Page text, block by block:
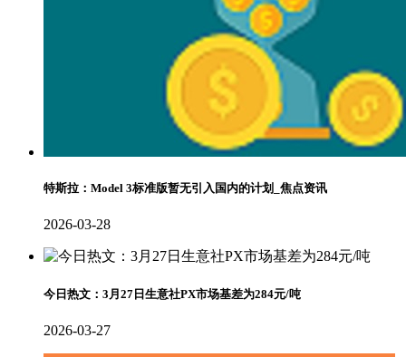
特斯拉：Model 3标准版暂无引入国内的计划_焦点资讯
2026-03-28
今日热文：3月27日生意社PX市场基差为284元/吨
2026-03-27